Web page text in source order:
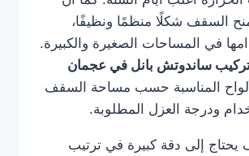
السقف شكلًا منظمًا ونظيفًا،
في المساحات الصغيرة والكبيرة.
ساندوتش بانل في عجمان
المناسبة حسب مساحة السقف
ودرجة العزل المطلوبة.
إلى دقة كبيرة في ترتيب